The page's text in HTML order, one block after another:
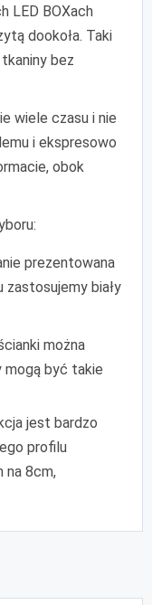
LED BOXach
dookoła. Taki
bez
wiele czasu i nie
i ekspresowo
obok
prezentowana
zastosujemy biały
można
mogą być takie
jest bardzo
profilu
na 8cm,